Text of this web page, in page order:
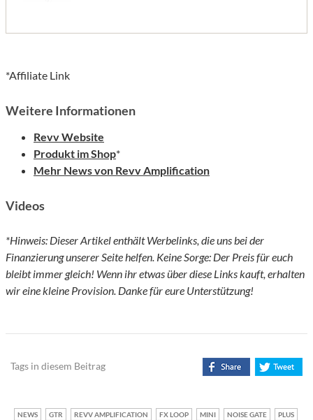
*Affiliate Link
Weitere Informationen
Revv Website
Produkt im Shop*
Mehr News von Revv Amplification
Videos
*Hinweis: Dieser Artikel enthält Werbelinks, die uns bei der
Finanzierung unserer Seite helfen. Keine Sorge: Der Preis für euch
bleibt immer gleich! Wenn ihr etwas über diese Links kauft, erhalten
wir eine kleine Provision. Danke für eure Unterstützung!
Tags in diesem Beitrag
NEWS GTR REVV AMPLIFICATION FX LOOP MINI NOISE GATE
PLUS